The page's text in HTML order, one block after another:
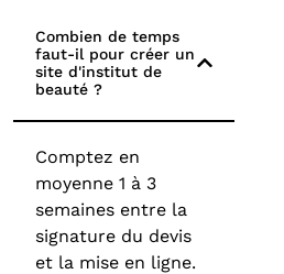
Combien de temps
faut-il pour créer un
site d'institut de
beauté ?
Comptez en
moyenne 1 à 3
semaines entre la
signature du devis
et la mise en ligne.